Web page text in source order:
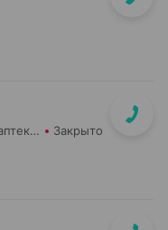
БелЛекоЦентр РУП Государственная аптека №26 Закрыто